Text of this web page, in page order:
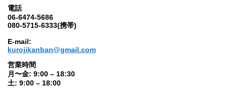
電話
06-6474-5686
080-5715-6333(携帯)
E-mail:
kurojikanban@gmail.com
営業時間
月〜金: 9:00 – 18:30
土: 9:00 – 18:00